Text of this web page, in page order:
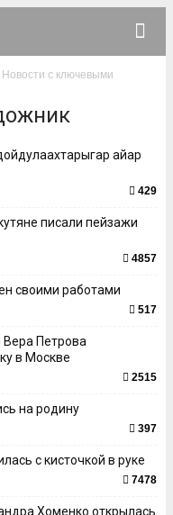
Новости с ключевыми
айар
429
писали пейзажи
4857
своими работами
517
Вера Петрова
в Москве
2515
на родину
397
с кисточкой в руке
7478
Хоменко открылась